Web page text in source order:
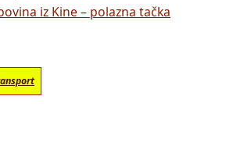
iz Kine – polazna tačka